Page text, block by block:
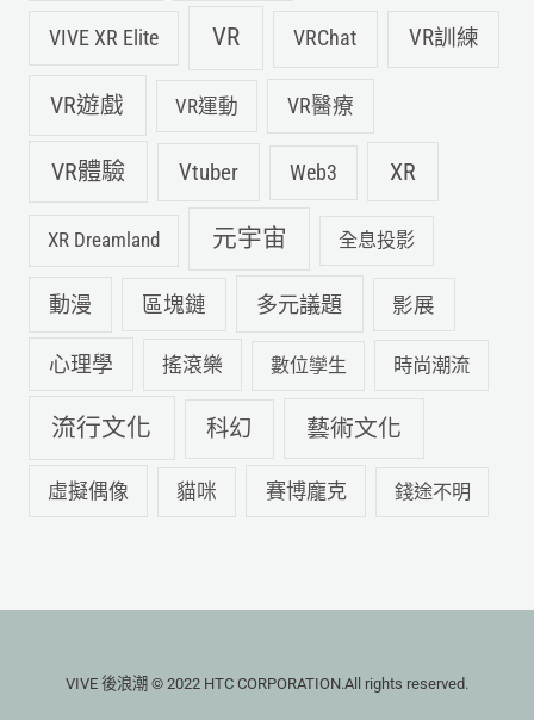
VIVE XR Elite VR VRChat VR訓練
VR遊戲 VR運動 VR醫療
VR體驗 Vtuber Web3 XR
XR Dreamland 元宇宙 全息投影
動漫 區塊鏈 多元議題 影展
心理學 搖滾樂 數位孿生 時尚潮流
流行文化 科幻 藝術文化
虛擬偶像 貓咪 賽博龐克 錢途不明
VIVE 後浪潮 © 2022 HTC CORPORATION.All rights reserved.